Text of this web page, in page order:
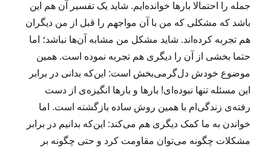
جمله را احتمالا بارها خوانده‌ایم. شاید یک تفسیر آن هم این
باشد که مشکلی که من با آن مواجهم را قبل از من دیگران
هم تجربه کرده‌اند. شاید مشکل من مشابه آن‌ها نباشد؛ اما
حتما بخشی از آن را دیگری هم تجربه نموده است. همین
موضوع خودش دل‌گرمی‌بخش است: این‌که بدانی در برابر
این مسئله تنها نبوده‌ای! بارها و بارها انگیزه‌ی از دست
رفته‌ی زندگی‌ام با همین روش ساده بازگشته است. اما
خواندن به ما کمک دیگری هم می‌کند: این‌که بدانیم در برابر
مشکلات چگونه می‌توان مقاومت کرد و حتی چگونه بر